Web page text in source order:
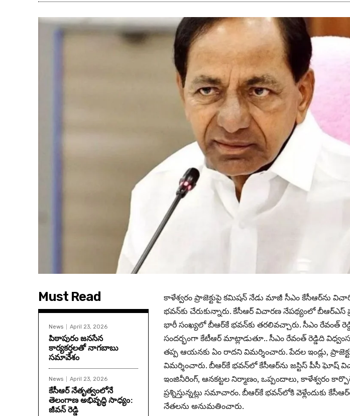
Must Read
News April 23, 2026
పిఠాపురం జనసేన
కార్యకర్తలతో నాగబాబు
సమావేశం
News April 23, 2026
కేసీఆర్ నేతృత్వంలోనే
తెలంగాణ అభివృద్ధి సాధ్యం:
జీవన్ రెడ్డి
కాళేశ్వరం ప్రాజెక్టుపై కమిషన్ నేడు మాజీ సీఎం కేసీఆర్‌ను
భ‌వ‌న్‌కు చేరుకున్నారు. కేసీఆర్ విచార‌ణ నేప‌థ్యంలో
భారీ సంఖ్య‌లో బీఆర్‌కే భ‌వ‌న్‌కు త‌ర‌లివ‌చ్చారు. సీఎం రేవంత్
సంద‌ర్భంగా కేటీఆర్ మాట్లాడుతూ.. సీఎం రేవంత్ రెడ్డిది
త‌ప్ప ఆయ‌న‌కు ఏం రాద‌ని విమ‌ర్శించారు. పేద‌ల ఇండ్లు,
విమ‌ర్శించారు. బీఆర్‌కే భవన్‌లో కేసీఆర్‌ను జస్టిస్‌ పీసీ ఘోష్
ఇంజినీరింగ్‌, ఆనకట్టల నిర్మాణం, ఒప్పందాలు, కాళేశ్వరం
ప్ర‌శ్నిస్తున్న‌ట్లు సమాచారం. బీఆర్‌కే భవన్‌లోకి వెళ్లేందుకు
నేతలను అనుమ‌తించారు.